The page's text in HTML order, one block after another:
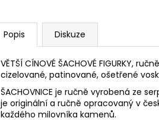
Popis Diskuze
VĚTŠÍ CÍNOVÉ ŠACHOVÉ FIGURKY,
cizelované, patinované, ošetřené
ŠACHOVNICE je ručně vyrobená ze
je originální a ručně opracovaný v
každého milovníka kamenů.